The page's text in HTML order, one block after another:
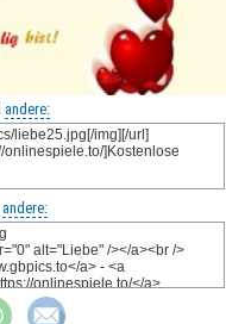
andere:
andere: